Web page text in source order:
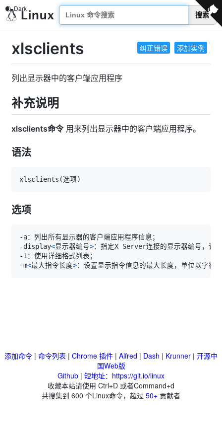
搜索
纠正错误 添加实例
xlsclients
列出显示器中的客户端应用程序
补充说明
xlsclients命令用来列出显示器中的客户端应用程序。
语法
xlsclients (选项)
选项
-display<显示器编号>：指定X Server连接的显示器编号，该
-m<最大指令长度>
添加命令 | 命令列表 | Chrome 插件 | Alfred | Dash | Krunner | 开源中
国Web版
Github | 短地址：https://git.io/linux
收藏本站请使用 Ctrl+D 或者Command+d
共搜集到 600 个Linux命令，超过 50+ 贡献者